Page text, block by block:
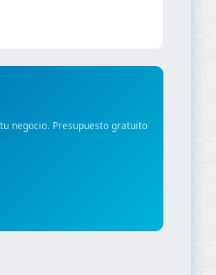
negocio. Presupuesto gratuito